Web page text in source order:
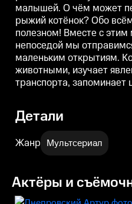
природы и виды транспорта,
запоминает цвета и числа.
малышей. О чём может
рыжий котёнок? Обо
полезном! Вместе с
непоседой мы
маленьким открытиям.
животными, изучает
транспорта, запоминает
Детали
Жанр Мультсериал
Актёры и